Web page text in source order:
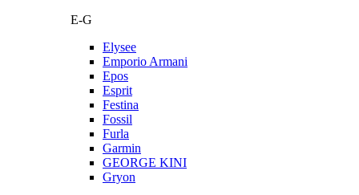
E-G
Elysee
Emporio Armani
Epos
Esprit
Festina
Fossil
Furla
Garmin
GEORGE KINI
Gryon